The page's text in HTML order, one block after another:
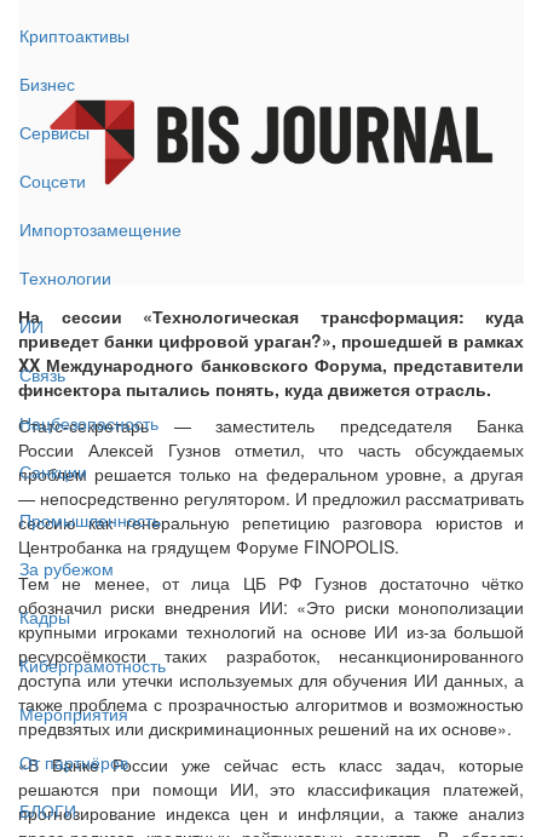
Криптоактивы
Бизнес
Сервисы
Соцсети
Импортозамещение
Технологии
ИИ
Связь
Нацбезопасность
Санкции
Промышленность
За рубежом
Кадры
Киберграмотность
Мероприятия
От партнёров
БЛОГИ
На сессии «Технологическая трансформация: куда
приведет банки цифровой ураган?», прошедшей в рамках
XX Международного банковского Форума, представители
финсектора пытались понять, куда движется отрасль.
Статс-секретарь — заместитель председателя Банка
России Алексей Гузнов отметил, что часть обсуждаемых
проблем решается только на федеральном уровне, а другая
— непосредственно регулятором. И предложил рассматривать
сессию как генеральную репетицию разговора юристов и
Центробанка на грядущем Форуме FINOPOLIS.
Тем не менее, от лица ЦБ РФ Гузнов достаточно чётко
обозначил риски внедрения ИИ: «Это риски монополизации
крупными игроками технологий на основе ИИ из-за большой
ресурсоёмкости таких разработок, несанкционированного
доступа или утечки используемых для обучения ИИ данных, а
также проблема с прозрачностью алгоритмов и возможностью
предвзятых или дискриминационных решений на их основе».
«В Банке России уже сейчас есть класс задач, которые
решаются при помощи ИИ, это классификация платежей,
прогнозирование индекса цен и инфляции, а также анализ